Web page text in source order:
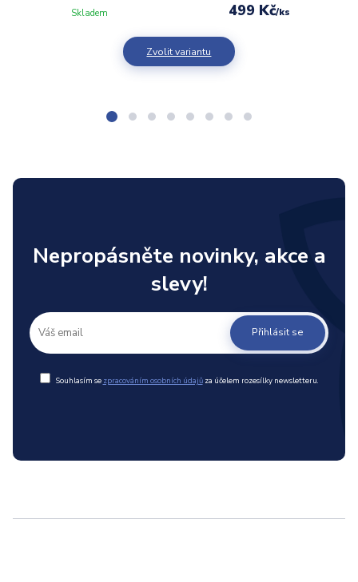
499 Kč/ks
Skladem
Zvolit variantu
Nepropásněte novinky, akce a
slevy!
Přihlásit se
Souhlasím se zpracováním osobních údajůza účelem rozesílky newsletteru.